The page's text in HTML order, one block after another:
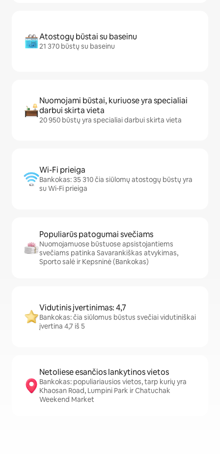
Atostogų būstai su baseinu
21 370 būstų su baseinu
Nuomojami būstai, kuriuose yra specialiai
darbui skirta vieta
20 950 būstų yra specialiai darbui skirta vieta
Wi-Fi prieiga
Bankokas: 35 310 čia siūlomų atostogų būstų yra
su Wi-Fi prieiga
Populiarūs patogumai svečiams
Nuomojamuose būstuose apsistojantiems
svečiams patinka Savarankiškas atvykimas,
Sporto salė ir Kepsninė (Bankokas)
Vidutinis įvertinimas: 4,7
Bankokas: čia siūlomus būstus svečiai vidutiniškai
įvertina 4,7 iš 5
Netoliese esančios lankytinos vietos
Bankokas: populiariausios vietos, tarp kurių yra
Khaosan Road, Lumpini Park ir Chatuchak
Weekend Market